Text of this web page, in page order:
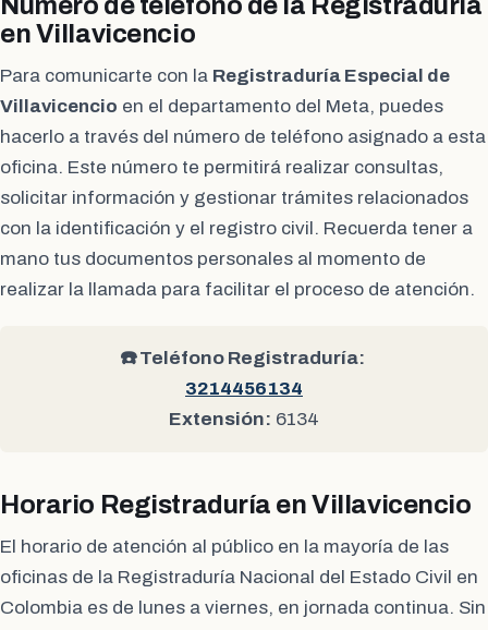
en Villavicencio
Para comunicarte con la Registraduría Especial de
Villavicencio en el departamento del Meta, puedes
hacerlo a través del número de teléfono asignado a esta
oficina. Este número te permitirá realizar consultas,
solicitar información y gestionar trámites relacionados
con la identificación y el registro civil. Recuerda tener a
mano tus documentos personales al momento de
realizar la llamada para facilitar el proceso de atención.
☎️ Teléfono Registraduría:
3214456134
Extensión: 6134
Horario Registraduría en Villavicencio
El horario de atención al público en la mayoría de las
oficinas de la Registraduría Nacional del Estado Civil en
Colombia es de lunes a viernes, en jornada continua. Sin